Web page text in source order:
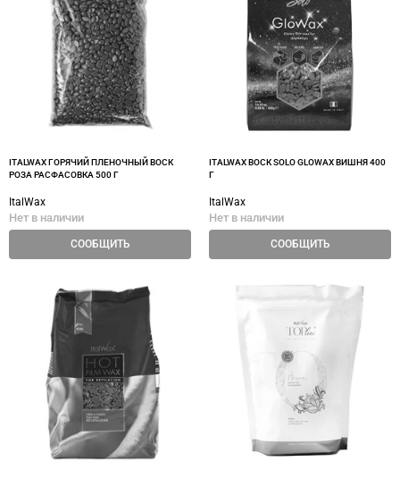
ITALWAX ГОРЯЧИЙ ПЛЕНОЧНЫЙ ВОСК
РОЗА РАСФАСОВКА 500 Г
ItalWax
Нет в наличии
СООБЩИТЬ
ITALWAX ВОСК SOLO GLOWAX ВИШНЯ 400
Г
ItalWax
Нет в наличии
СООБЩИТЬ